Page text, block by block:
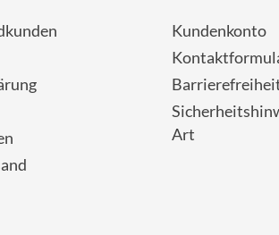
Kundenkonto
Art